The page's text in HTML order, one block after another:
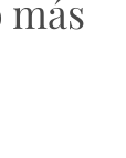
más